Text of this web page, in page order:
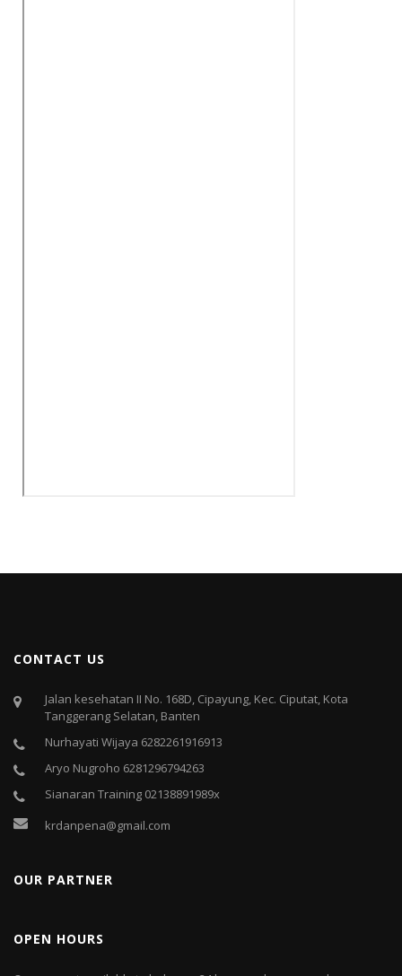
CONTACT US
Jalan kesehatan II No. 168D, Cipayung, Kec. Ciputat, Kota
Tanggerang Selatan, Banten
Nurhayati Wijaya 6282261916913
Aryo Nugroho 6281296794263
Sianaran Training 02138891989x
krdanpena@gmail.com
OUR PARTNER
OPEN HOURS